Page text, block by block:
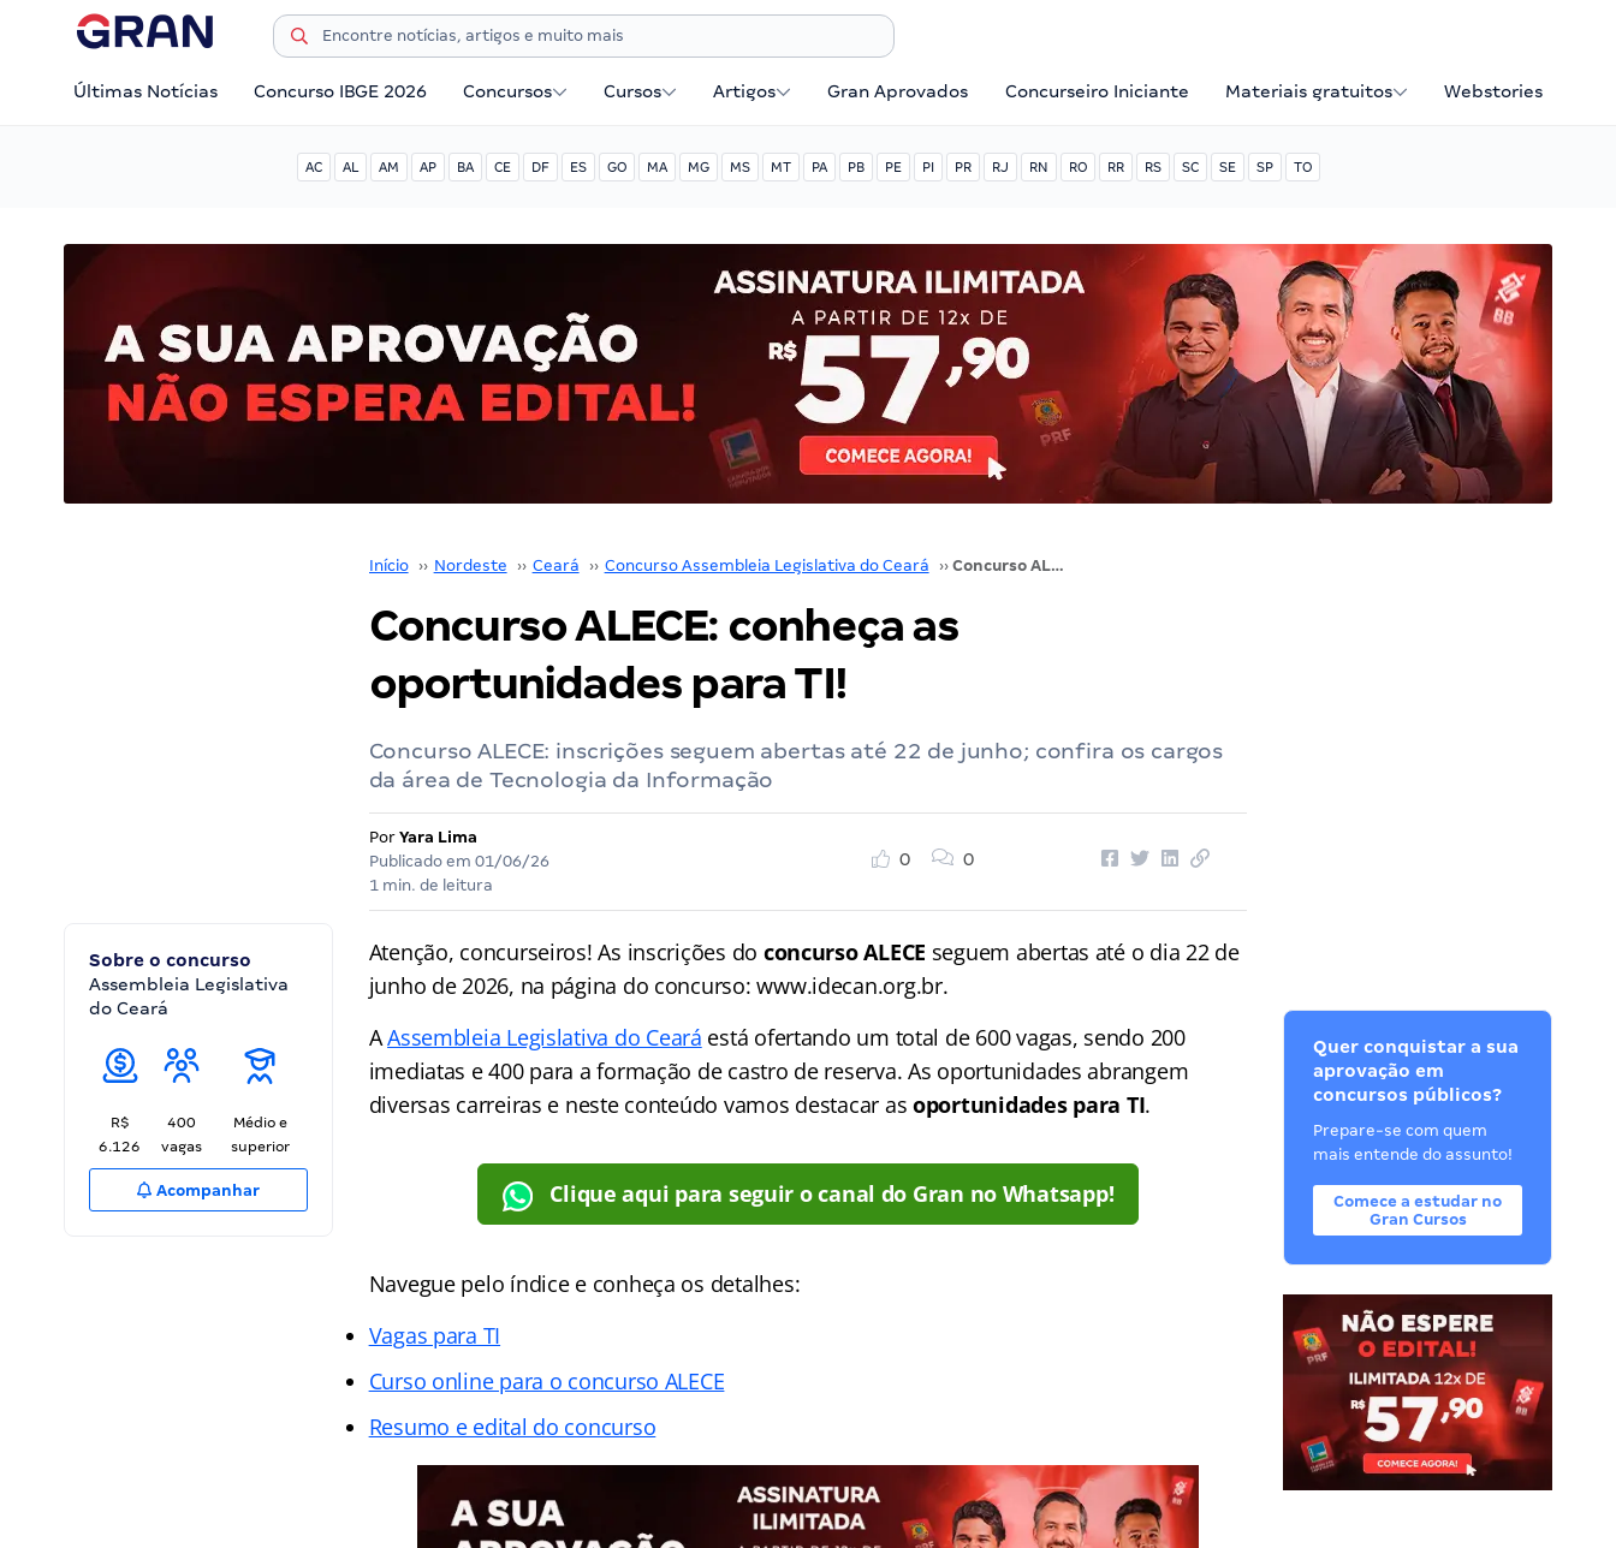
Últimas Notícias Concurso IBGE 2026 Concursos Cursos Artigos Gran Aprovados Concurseiro Iniciante Materiais gratuitos Webstories
AC AL AM AP BA CE DF ES GO MA MG MS MT PA PB PE PI PR RJ RN RO RR RS SC SE SP TO
Início ›› Nordeste ›› Ceará ›› Concurso Assembleia Legislativa do Ceará ›› Concurso ALECE: conheça as oportunidades para TI!
Concurso ALECE: conheça as
oportunidades para TI!
Concurso ALECE: inscrições seguem abertas até 22 de junho; confira os cargos
da área de Tecnologia da Informação
Por Yara Lima
Publicado em 01/06/26
1 min. de leitura
0 0
Sobre o concurso
Assembleia Legislativa
do Ceará
R$
6.126
400
vagas
Médio e
superior
Acompanhar
Atenção, concurseiros! As inscrições do concurso ALECE seguem abertas até o dia 22 de
junho de 2026, na página do concurso: www.idecan.org.br.
AAssembleia Legislativa do Ceará está ofertando um total de 600 vagas, sendo 200
imediatas e 400 para a formação de castro de reserva. As oportunidades abrangem
diversas carreiras e neste conteúdo vamos destacar asoportunidades para TI.
Clique aqui para seguir o canal do Gran no Whatsapp!
Navegue pelo índice e conheça os detalhes:
Vagas para TI
Curso online para o concurso ALECE
Resumo e edital do concurso
Quer conquistar a sua
aprovação em
concursos públicos?
Prepare-se com quem
mais entende do assunto!
Comece a estudar no
Gran Cursos